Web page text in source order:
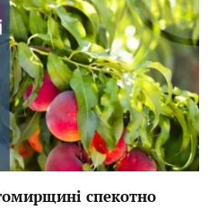
спекотно